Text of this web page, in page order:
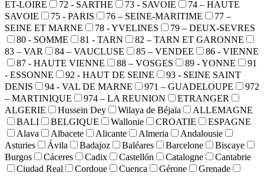
ET-LOIRE
72 - SARTHE 73 - SAVOIE
74 – HAUTE
SAVOIE
75 - PARIS 76 – SEINE-MARITIME
77 –
SEINE ET MARNE
78 - YVELINES
79 – DEUX-SEVRES
80 - SOMME
81 - TARN
82 – TARN ET GARONNE
83 – VAR
84 – VAUCLUSE 85 – VENDEE
86 - VIENNE
87 - HAUTE VIENNE
88 – VOSGES 89 - YONNE
91
- ESSONNE
92 - HAUT DE SEINE
93 - SEINE SAINT
DENIS
94 - VAL DE MARNE 971 – GUADELOUPE
972
– MARTINIQUE
974 – LA REUNION
ETRANGER
ALGERIE
Hussein Dey Wilaya de Béjaïa
ALLEMAGNE
BALI
BELGIQUE Wallonie CROATIE
ESPAGNE
Alava
Albacete Alicante Almeria
Andalousie
Asturies
Ávila Badajoz Baléares Barcelone
Biscaye
Burgos
Cáceres Cadix Castellón Catalogne
Cantabrie
Ciudad Real
Cordoue Cuenca Gérone
Grenade